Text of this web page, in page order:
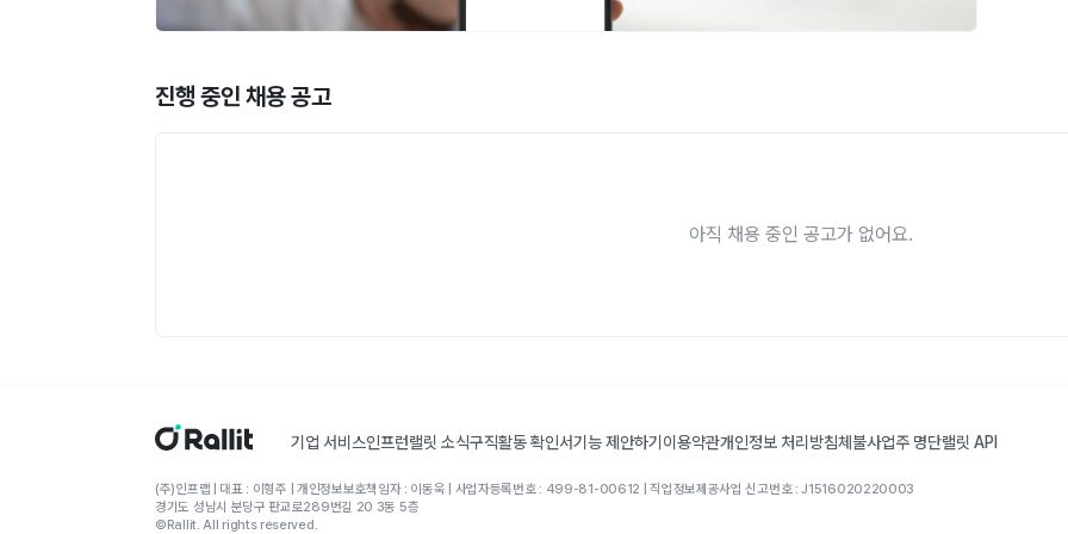
진행 중인 채용 공고
아직 채용 중인 공고가 없어요.
기업 서비스인프런랠릿 소식구직활동 확인서기능 제안하기이용약관개인정보 처리방침체불사업주 명단랠릿 API
(주)인프랩 | 대표 : 이형주 | 개인정보보호책임자 : 이동욱 | 사업자등록번호 : 499-81-00612 | 직업정보제공사업 신고번호 : J1516020220003
경기도 성남시 분당구 판교로289번길 20 3동 5층
©Rallit. All rights reserved.